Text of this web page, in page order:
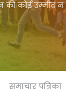
की कोई उम्मीद
समाचार पत्रिका